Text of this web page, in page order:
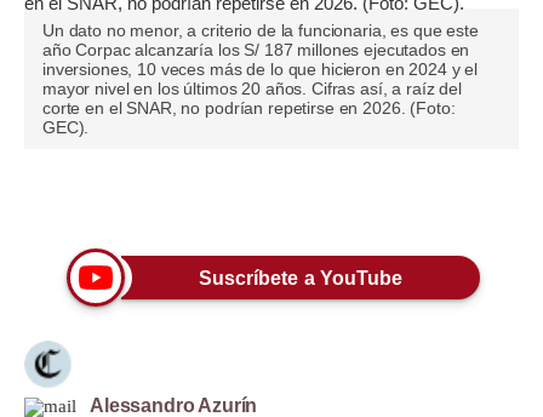
Moda
Estilos
Mundo
España
Internacional
Tecnología
Club del Suscriptor
Un dato no menor, a criterio de la funcionaria, es que este
año Corpac alcanzaría los S/ 187 millones ejecutados en
inversiones, 10 veces más de lo que hicieron en 2024 y el
mayor nivel en los últimos 20 años. Cifras así, a raíz del
corte en el SNAR, no podrían repetirse en 2026. (Foto:
GEC).
Suscríbete a YouTube
Alessandro Azurín